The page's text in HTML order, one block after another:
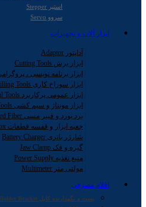
استپر Stepper
سروو Servo
ابزار آلات و تجهیزات
آداپتور Adaptor
ابزار برش Cutting Tools
ابزار برنامه نویسی ، پروگرامر Programmer
ابزار سوراخ کاری Drilling Tools
ابزار عمومی پرکاربرد General Tools
ابزار مونتاژ و سیم کشی Montage Wiring Tools
برد بورد و فیبر مسی Breadboard Fiber
جعبه ابزار و قفسه قطعات Tool & Component Box
شارژر باتری Battery Charger
گیره و فک Jaw Clamp
منبع تغذیه Power Supply
مولتی متر Multimeter
اقلام مصرفی
بست و نگهدارنده کابل Cable Holder Bracket